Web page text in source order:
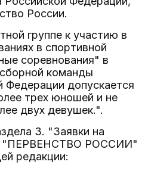
России.
группе к участию в
в спортивной
соревнования" в
команды
Федерации допускается
трех юношей и не
двух девушек.".
3. "Заявки на
"ПЕРВЕНСТВО РОССИИ"
редакции: